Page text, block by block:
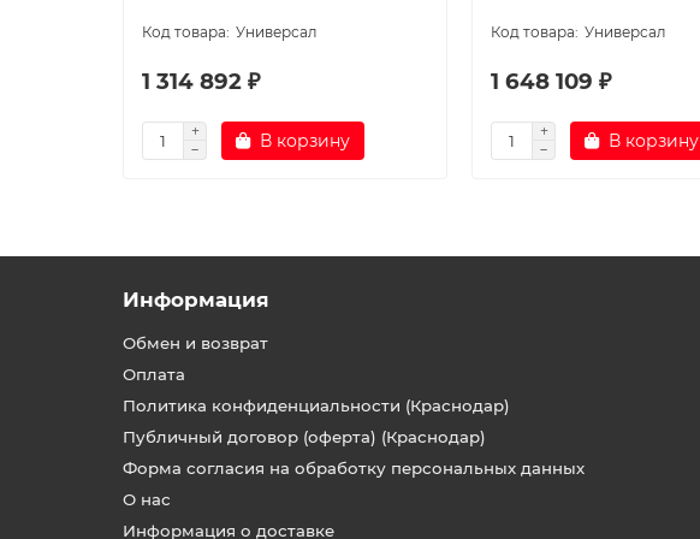
Универсал
1 314 892 ₽
В корзину
Универсал
1 648 109 ₽
В корзину
Информация
Обмен и возврат
Оплата
Политика конфиденциальности (Краснодар)
Публичный договор (оферта) (Краснодар)
Форма согласия на обработку персональных данных
О нас
Информация о доставке